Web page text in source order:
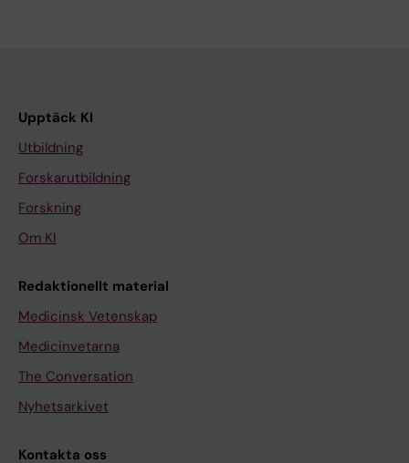
Upptäck KI
Utbildning
Forskarutbildning
Forskning
Om KI
Redaktionellt material
Medicinsk Vetenskap
Medicinvetarna
The Conversation
Nyhetsarkivet
Kontakta oss